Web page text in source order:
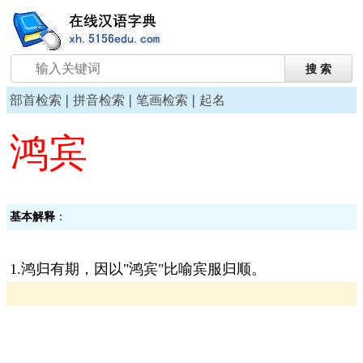
部首检索 | 拼音检索 | 笔画检索 | 起名
鸿宾
基本解释 ：
1.鸿归有期，因以"鸿宾"比喻宾服归顺。